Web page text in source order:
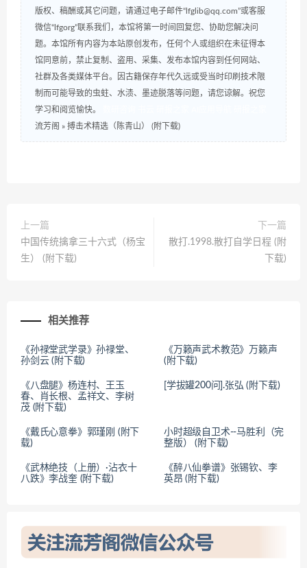
版权、稿酬或其它问题，请通过电子邮件“lfglib@qq.com”或客服
微信“lfgorg”联系我们，本馆将第一时间回复您、协助您解决问
题。本馆所有内容为本站原创发布，任何个人或组织在未征得本
馆同意前，禁止复制、盗用、采集、发布本馆内容到任何网站、
社群及各类媒体平台。因古籍保存年代久远或受当时印刷技术限
制而可能导致的虫蛀、水渍、墨迹脱落等问题，请您谅解。祝您
学习和阅览愉快。
流芳阁 » 搏击术精选（陈青山） (附下载)
上一篇
中国传统擒拿三十六式（杨宝
生） (附下载)
下一篇
散打.1998.散打自学日程 (附
下载)
相关推荐
《孙禄堂武学录》孙禄堂、
孙剑云 (附下载)
《万籁声武术教范》万籁声
(附下载)
《八盘腿》杨连村、王玉
春、肖长根、孟祥文、李树
茂 (附下载)
[学拔罐200问].张弘 (附下载)
《戴氏心意拳》郭瑾刚 (附下
载)
小时超级自卫术--马胜利（完
整版） (附下载)
《武林绝技（上册）·沾衣十
八跌》李战奎 (附下载)
《醉八仙拳谱》张锡钦、李
英昂 (附下载)